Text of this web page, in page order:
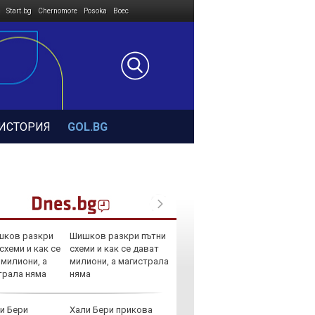
Start.bg Chernomore Posoka Boec
GOL.BG
Шишков разкри пътни
схеми и как се дават
милиони, а магистрала
няма
Хали Бери прикова